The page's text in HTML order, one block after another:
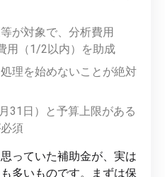
が対象で、分析費用
用（1/2以内）を助成
理を始めないことが絶対
31日）と予算上限がある
須
っていた補助金が、実は
多いものです。まずは保